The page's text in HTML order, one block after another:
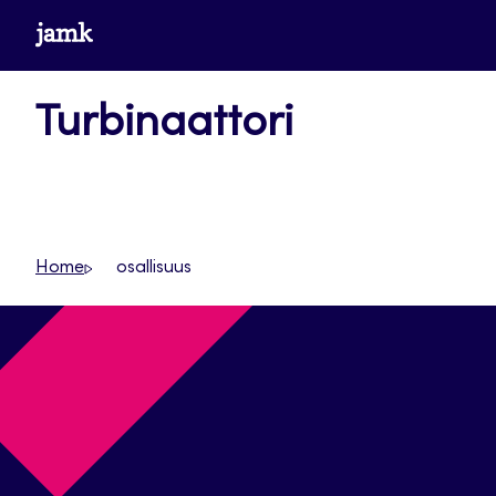
Siirrywww.jamk.fi
Turbinaattori
Home osallisuus